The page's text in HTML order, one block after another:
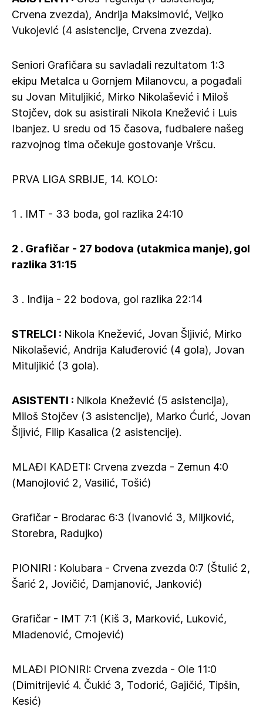
Crvena zvezda), Andrija Maksimović, Veljko
Vukojević (4 asistencije, Crvena zvezda).
Seniori Grafičara su savladali rezultatom 1:3
ekipu Metalca u Gornjem Milanovcu, a pogađali
su Jovan Mituljikić, Mirko Nikolašević i Miloš
Stojčev, dok su asistirali Nikola Knežević i Luis
Ibanjez. U sredu od 15 časova, fudbalere našeg
razvojnog tima očekuje gostovanje Vršcu.
PRVA LIGA SRBIJE, 14. KOLO:
1 . IMT - 33 boda, gol razlika 24:10
2 . Grafičar - 27 bodova (utakmica manje), gol
razlika 31:15
3 . Inđija - 22 bodova, gol razlika 22:14
STRELCI : Nikola Knežević, Jovan Šljivić, Mirko
Nikolašević, Andrija Kaluđerović (4 gola), Jovan
Mituljikić (3 gola).
ASISTENTI : Nikola Knežević (5 asistencija),
Miloš Stojčev (3 asistencije), Marko Ćurić, Jovan
Šljivić, Filip Kasalica (2 asistencije).
MLAĐI KADETI: Crvena zvezda - Zemun 4:0
(Manojlović 2, Vasilić, Tošić)
Grafičar - Brodarac 6:3 (Ivanović 3, Miljković,
Storebra, Radujko)
PIONIRI : Kolubara - Crvena zvezda 0:7 (Štulić 2,
Šarić 2, Jovičić, Damjanović, Janković)
Grafičar - IMT 7:1 (Kiš 3, Marković, Luković,
Mladenović, Crnojević)
MLAĐI PIONIRI: Crvena zvezda - Ole 11:0
(Dimitrijević 4. Čukić 3, Todorić, Gajičić, Tipšin,
Kesić)